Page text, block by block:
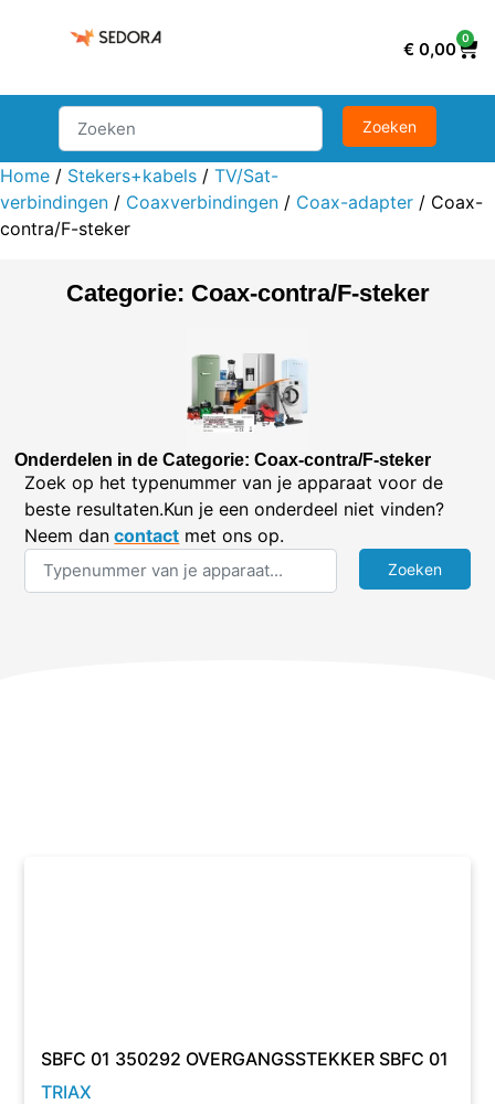
€ 0,00
0
Home / Stekers+kabels / TV/Sat-
verbindingen / Coaxverbindingen / Coax-adapter / Coax-
contra/F-steker
Categorie: Coax-contra/F-steker
Onderdelen in de Categorie: Coax-contra/F-steker
Zoek op het typenummer van je apparaat voor de
beste resultaten.Kun je een onderdeel niet vinden?
Neem dan contact met ons op.
SBFC 01 350292 OVERGANGSSTEKKER SBFC 01
TRIAX